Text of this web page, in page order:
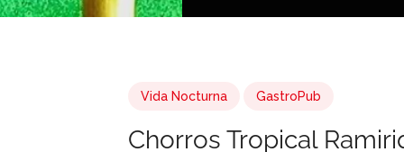
Vida Nocturna GastroPub
Chorros Tropical